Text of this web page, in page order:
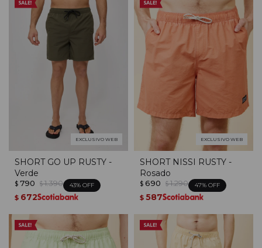
EXCLUSIVO WEB
SHORT GO UP RUSTY -
Verde
$ 790 $ 1.390 43
$ 672
EXCLUSIVO WEB
SHORT NISSI RUSTY -
Rosado
$ 690 $ 1.290 47
$ 587